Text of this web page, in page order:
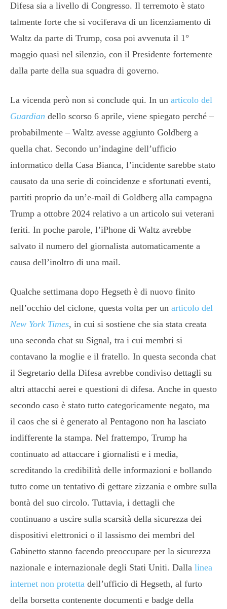
Difesa sia a livello di Congresso. Il terremoto è stato
talmente forte che si vociferava di un licenziamento di
Waltz da parte di Trump, cosa poi avvenuta il 1°
maggio quasi nel silenzio, con il Presidente fortemente
dalla parte della sua squadra di governo.
La vicenda però non si conclude qui. In un articolo del
Guardian dello scorso 6 aprile, viene spiegato perché –
probabilmente – Waltz avesse aggiunto Goldberg a
quella chat. Secondo un’indagine dell’ufficio
informatico della Casa Bianca, l’incidente sarebbe stato
causato da una serie di coincidenze e sfortunati eventi,
partiti proprio da un’e-mail di Goldberg alla campagna
Trump a ottobre 2024 relativo a un articolo sui veterani
feriti. In poche parole, l’iPhone di Waltz avrebbe
salvato il numero del giornalista automaticamente a
causa dell’inoltro di una mail.
Qualche settimana dopo Hegseth è di nuovo finito
nell’occhio del ciclone, questa volta per un articolo del
New York Times, in cui si sostiene che sia stata creata
una seconda chat su Signal, tra i cui membri si
contavano la moglie e il fratello. In questa seconda chat
il Segretario della Difesa avrebbe condiviso dettagli su
altri attacchi aerei e questioni di difesa. Anche in questo
secondo caso è stato tutto categoricamente negato, ma
il caos che si è generato al Pentagono non ha lasciato
indifferente la stampa. Nel frattempo, Trump ha
continuato ad attaccare i giornalisti e i media,
screditando la credibilità delle informazioni e bollando
tutto come un tentativo di gettare zizzania e ombre sulla
bontà del suo circolo. Tuttavia, i dettagli che
continuano a uscire sulla scarsità della sicurezza dei
dispositivi elettronici o il lassismo dei membri del
Gabinetto stanno facendo preoccupare per la sicurezza
nazionale e internazionale degli Stati Uniti. Dalla linea
internet non protetta dell’ufficio di Hegseth, al furto
della borsetta contenente documenti e badge della